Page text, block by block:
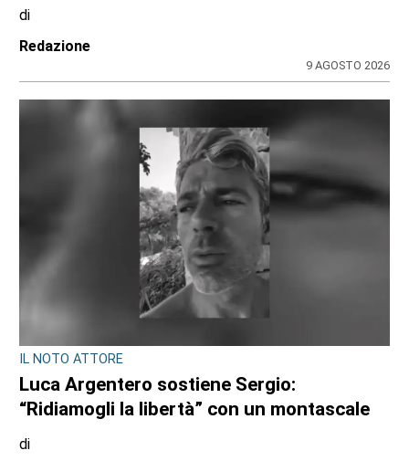
di
Redazione
9 AGOSTO 2026
IL NOTO ATTORE
Luca Argentero sostiene Sergio:
“Ridiamogli la libertà” con un montascale
di